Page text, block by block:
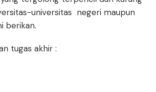
universitas negeri maupun
berikan.
tugas akhir :